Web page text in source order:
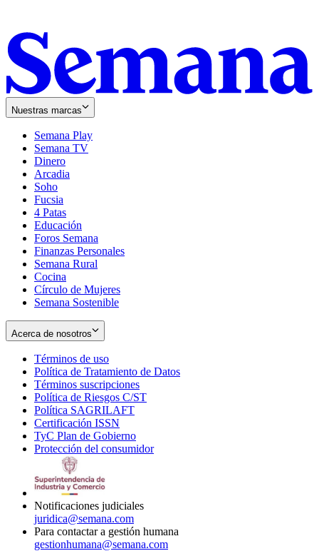
Nuestras marcas
Semana Play
Semana TV
Dinero
Arcadia
Soho
in
new
window
Fucsia
in
new
window
4 Patas
Educación
Foros Semana
Finanzas Personales
Semana Rural
Cocina
Círculo de Mujeres
Semana Sostenible
Acerca de nosotros
Términos de uso
in
new
window
Política de Tratamiento de Datos
Términos suscripciones
in
Política de Riesgos C/ST
Política SAGRILAFT
new
window
Certificación ISSN
in
new
TyC Plan de Gobierno
in
Protección del consumidorOpens
Notificaciones judiciales
juridica@semana.com
Para contactar a gestión humana
gestionhumana@semana.com